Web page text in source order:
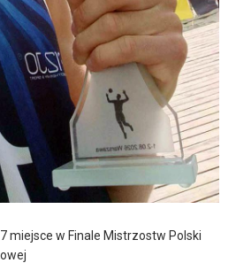
miejsce w Finale Mistrzostw Polski